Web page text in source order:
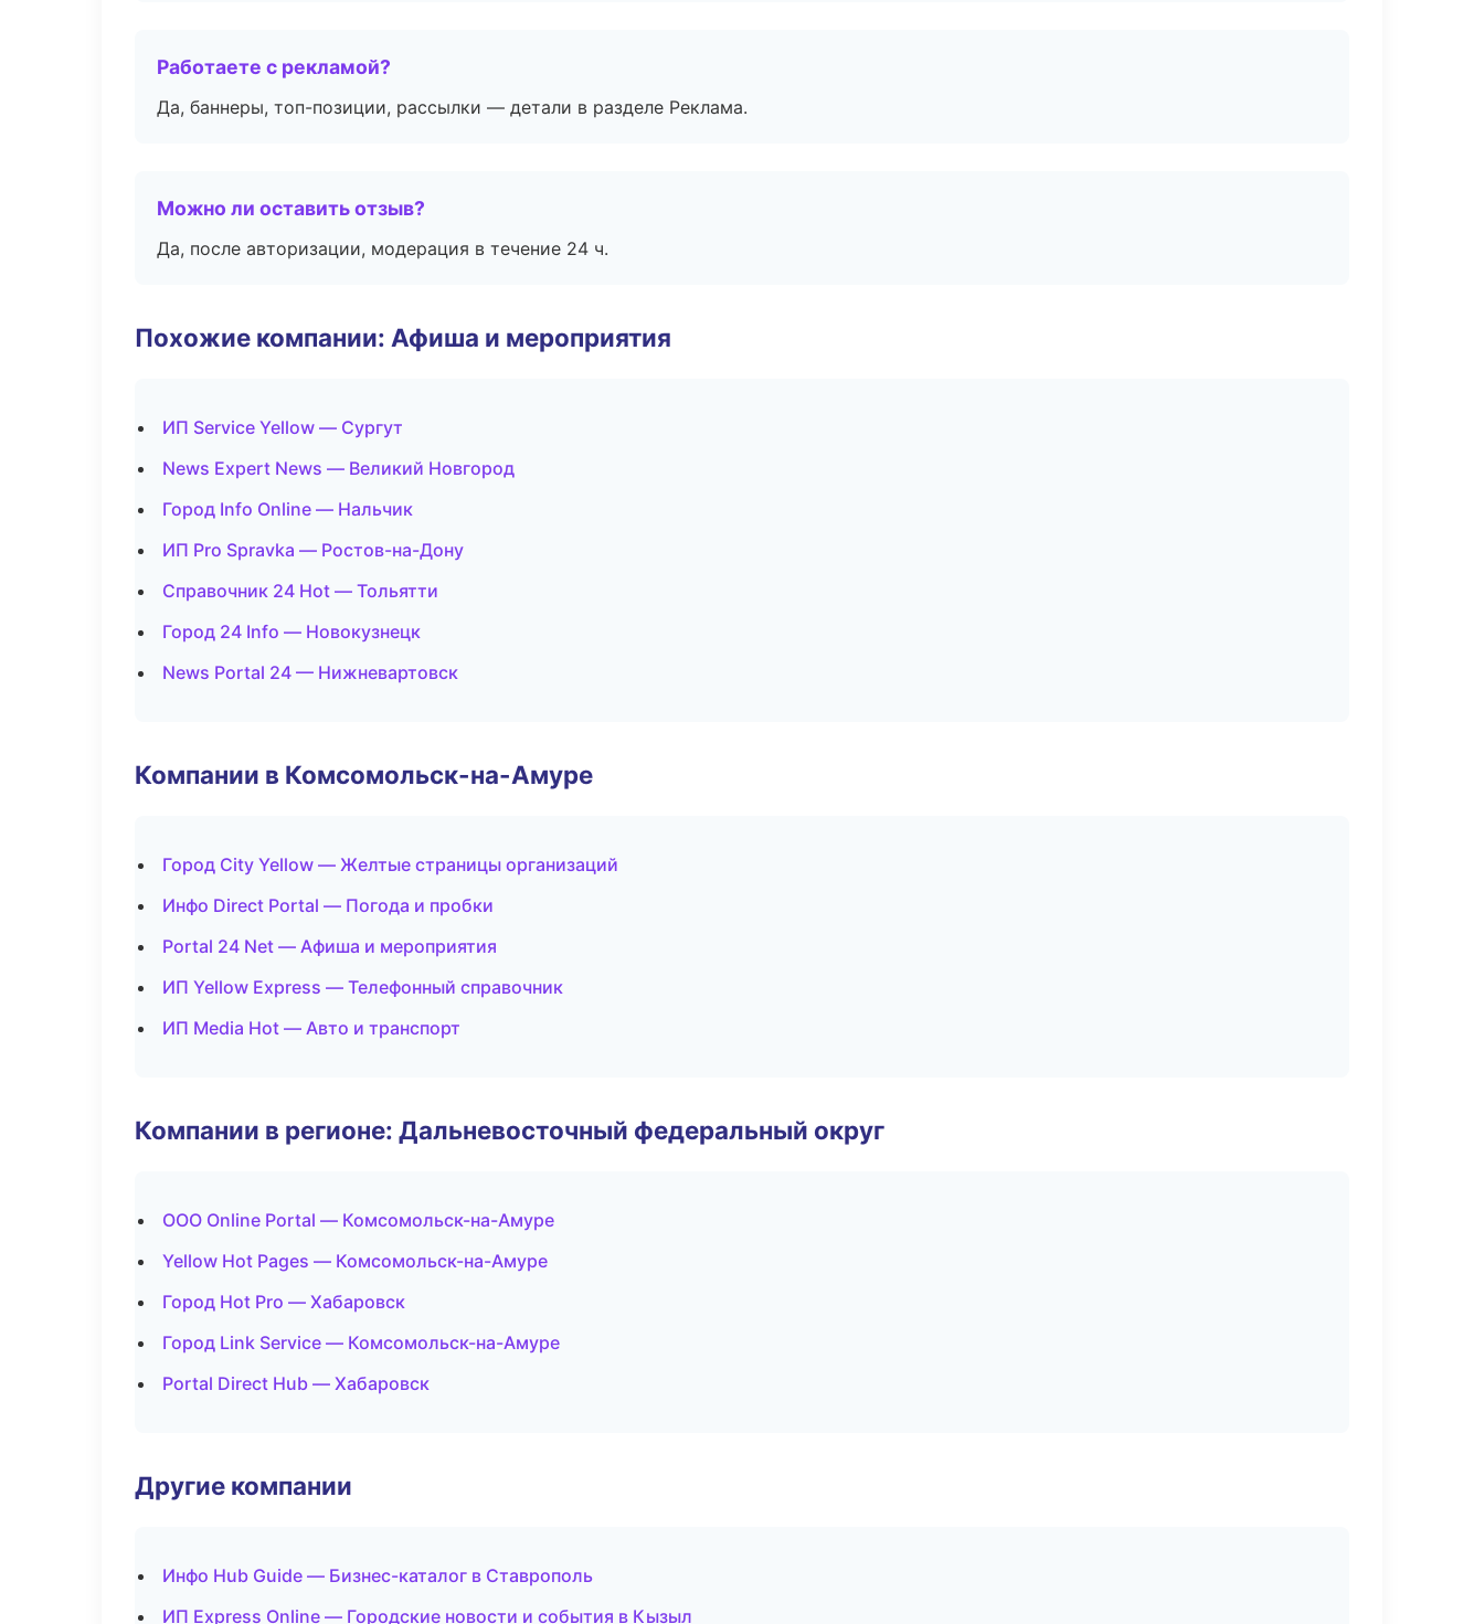
Работаете с рекламой?
Да, баннеры, топ-позиции, рассылки — детали в разделе Реклама.
Можно ли оставить отзыв?
Да, после авторизации, модерация в течение 24 ч.
Похожие компании: Афиша и мероприятия
ИП Service Yellow — Сургут
News Expert News — Великий Новгород
Город Info Online — Нальчик
ИП Pro Spravka — Ростов-на-Дону
Справочник 24 Hot — Тольятти
Город 24 Info — Новокузнецк
News Portal 24 — Нижневартовск
Компании в Комсомольск-на-Амуре
Город City Yellow — Желтые страницы организаций
Инфо Direct Portal — Погода и пробки
Portal 24 Net — Афиша и мероприятия
ИП Yellow Express — Телефонный справочник
ИП Media Hot — Авто и транспорт
Компании в регионе: Дальневосточный федеральный округ
ООО Online Portal — Комсомольск-на-Амуре
Yellow Hot Pages — Комсомольск-на-Амуре
Город Hot Pro — Хабаровск
Город Link Service — Комсомольск-на-Амуре
Portal Direct Hub — Хабаровск
Другие компании
Инфо Hub Guide — Бизнес-каталог в Ставрополь
ИП Express Online — Городские новости и события в Кызыл